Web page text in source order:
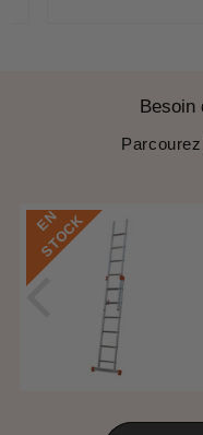
Besoin
E
N
S
T
O
C
K